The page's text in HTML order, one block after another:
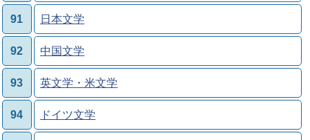
91 日本文学
92 中国文学
93 英文学・米文学
94 ドイツ文学